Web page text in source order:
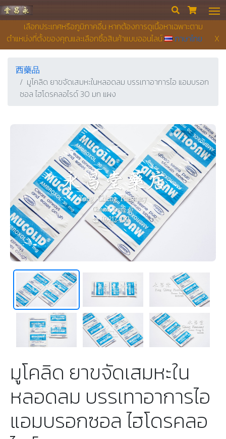
เลือกประเทศหรือภูมิภาคอื่น หากต้องการดูเนื้อหาเฉพาะตาม
ตำแหน่งที่ตั้งของคุณและเลือกซื้อสินค้าแบบออนไลน์
ภาษาไทย X
永昌堂藥店  
西藥品
มูโคลิด ยาขจัดเสมหะในหลอดลม บรรเทาอาการไอ แอมบรอก
ซอล ไฮโดรคลอไรด์ 30 มก แผง
มูโคลิด ยาขจัดเสมหะใน
หลอดลม บรรเทาอาการไอ
แอมบรอกซอล ไฮโดรคลอ